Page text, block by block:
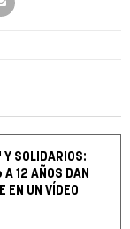
SOLIDARIOS:
A 12 AÑOS DAN
EN UN VÍDEO